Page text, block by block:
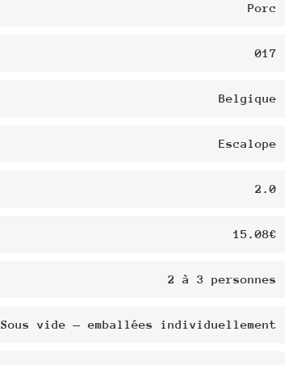
Porc
017
Belgique
Escalope
2.0
15.08€
2 à 3 personnes
Sous vide — emballées individuellement